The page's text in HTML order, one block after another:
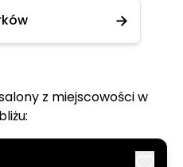
z miejscowości w